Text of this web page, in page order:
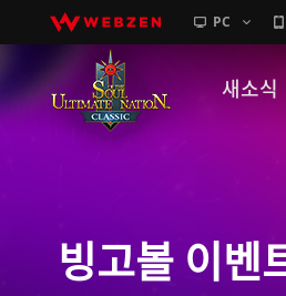
PC
새소식
GM노트
이벤트
빙고볼 이벤